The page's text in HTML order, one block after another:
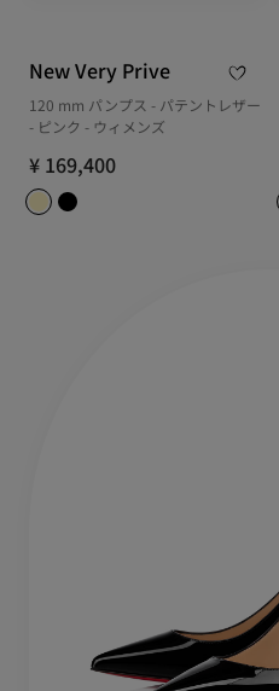
New Very Prive
120 mm パンプス - パテントレザー
- ピンク - ウィメンズ
¥ 169,400